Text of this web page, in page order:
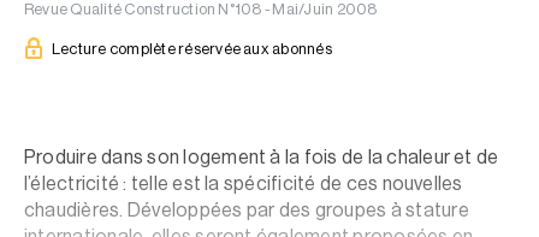
Revue Qualité Construction N°108 - Mai/Juin 2008
Lecture complète réservée aux abonnés
Produire dans son logement à la fois de la chaleur et de
l’électricité : telle est la spécificité de ces nouvelles
chaudières. Développées par des groupes à stature